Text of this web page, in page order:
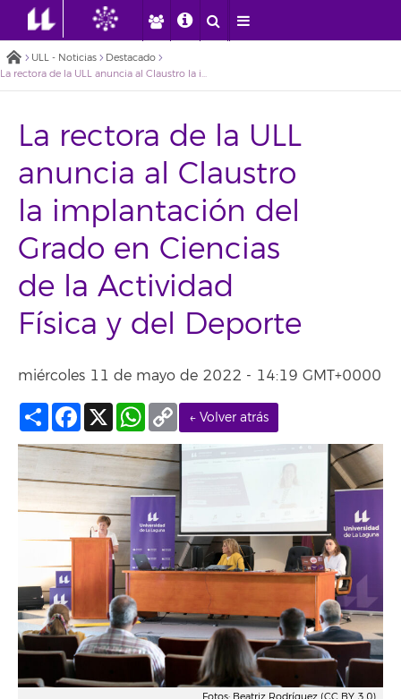
ULL - Noticias
Destacado
La rectora de la ULL anuncia al Claustro la implantación del Grado en Ciencias de la Actividad Física y del Deporte
La rectora de la ULL
anuncia al Claustro
la implantación del
Grado en Ciencias
de la Actividad
Física y del Deporte
miércoles 11 de mayo de 2022 - 14:19 GMT+0000
← Volver atrás
Compartir
Facebook
X WhatsApp
Copy
Link